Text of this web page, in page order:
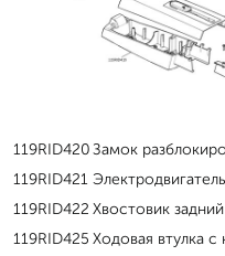
119RID420Замок
119RID421
119RID422 Хвостовик
119RID425 Ходовая втулка